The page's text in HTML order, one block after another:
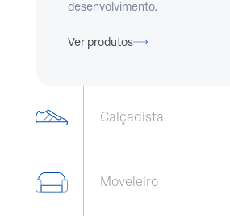
desenvolvimento.
Ver produtos
Calçadista
Moveleiro